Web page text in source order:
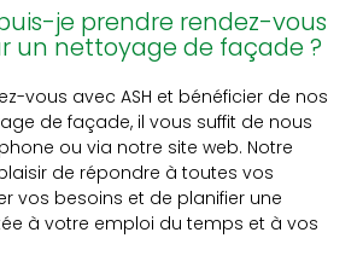
je prendre rendez-vous
un nettoyage de façade ?
vous avec ASH et bénéficier de nos
de façade, il vous suffit de nous
ou via notre site web. Notre
de répondre à toutes vos
vos besoins et de planifier une
à votre emploi du temps et à vos